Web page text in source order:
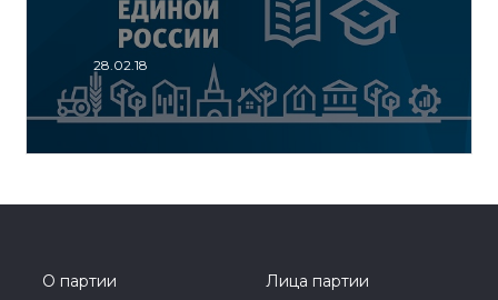
28.02.18
О партии
Лица партии